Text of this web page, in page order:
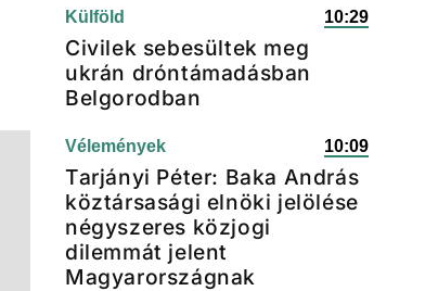
Külföld 10:29
Civilek sebesültek meg
ukrán dróntámadásban
Belgorodban
Vélemények 10:09
Tarjányi Péter: Baka András
köztársasági elnöki jelölése
négyszeres közjogi
dilemmát jelent
Magyarországnak